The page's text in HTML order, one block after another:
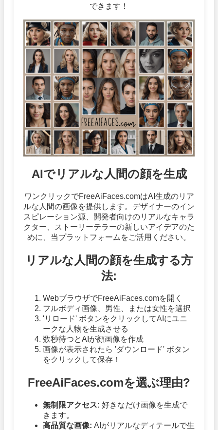
できます！
AIでリアルな人間の顔を生成
ワンクリックでFreeAiFaces.comはAI生成のリア
ルな人間の画像を提供します。デザイナーのイン
スピレーション源、開発者向けのリアルなキャラ
クター、ストーリーテラーの新しいアイデアのた
めに、当プラットフォームをご活用ください。
リアルな人間の顔を生成する方
法:
WebブラウザでFreeAiFaces.comを開く
フルボディ画像、男性、または女性を選択
'リロード' ボタンをクリックしてAIにユニ
ークな人物を生成させる
数秒待つとAIが顔画像を作成
画像が表示されたら 'ダウンロード' ボタン
をクリックして保存！
FreeAiFaces.comを選ぶ理由?
無制限アクセス: 好きなだけ画像を生成で
きます。
高品質な画像: AIがリアルなディテールで生